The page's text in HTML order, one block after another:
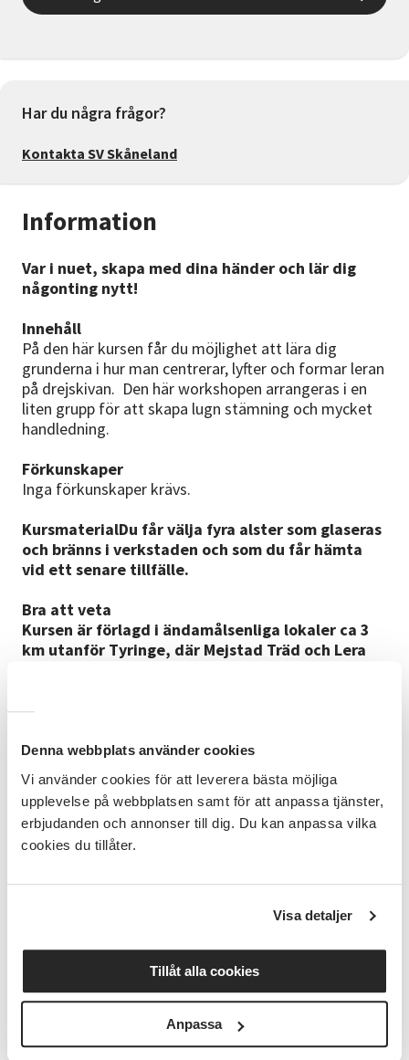
Denna webbplats använder cookies
Vi använder cookies för att leverera bästa möjliga
upplevelse på webbplatsen samt för att anpassa tjänster,
erbjudanden och annonser till dig. Du kan anpassa vilka
cookies du tillåter.
Visa detaljer
Tillåt alla cookies
Anpassa
Information
Var i nuet, skapa med dina händer och lär dig
någonting nytt!
Innehåll
På den här kursen får du möjlighet att lära dig
grunderna i hur man centrerar, lyfter och formar leran
på drejskivan. Den här workshopen arrangeras i en
liten grupp för att skapa lugn stämning och mycket
handledning.
Förkunskaper
Inga förkunskaper krävs.
KursmaterialDu får välja fyra alster som glaseras
och bränns i verkstaden och som du får hämta
vid ett senare tillfälle.
Bra att veta
Kursen är förlagd i ändamålsenliga lokaler ca 3
km utanför Tyringe, där Mejstad Träd och Lera
keramikugnar. Keramikverkstaden ligger i ett
från buller.
Ledaren
Moa Mejstad är keramiker, utbildad på
Capellagården, Öland. Hon har många års
erfarenhet av att leda studiecirklar i keramik.
Vuxenskolans introduktionskurs och erbjuds ett
gediget internt utbildningsprogram med
Alla våra kursledare genomgår Studieförbundet
Vuxenskolans introduktionskurs och erbjuds ett
gediget internt utbildningsprogram med
möjlighet till fortsatt individuell utveckling.
Har du några frågor?
Kontakta SV Skåneland